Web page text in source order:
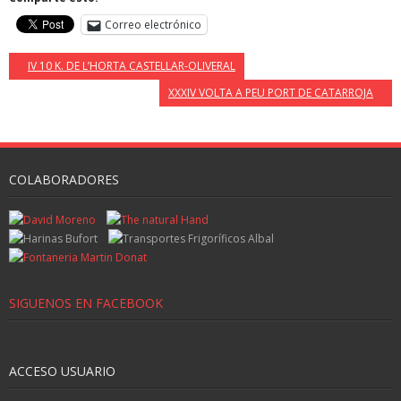
Correo electrónico
IV 10 K. DE L’HORTA CASTELLAR-OLIVERAL
XXXIV VOLTA A PEU PORT DE CATARROJA
COLABORADORES
SIGUENOS EN FACEBOOK
ACCESO USUARIO